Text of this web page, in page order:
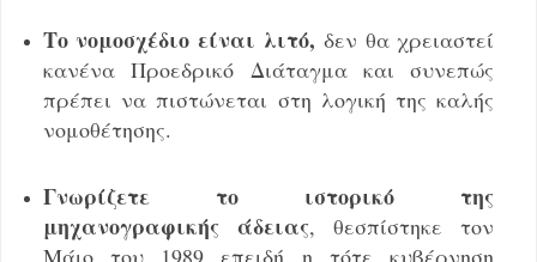
Το νομοσχέδιο είναι λιτό, δεν θα χρειαστεί
κανένα Προεδρικό Διάταγμα και συνεπώς
πρέπει να πιστώνεται στη λογική της καλής
νομοθέτησης.
Γνωρίζετε το ιστορικό της
μηχανογραφικής άδειας, θεσπίστηκε τον